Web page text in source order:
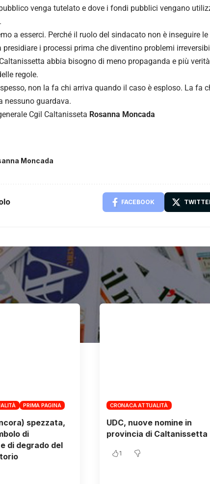
venga tutelato e dove i fondi pubblici vengano
a esserci. Perché il ruolo del sindacato non è inseguire
presidiare i processi prima che diventino problemi
abbia bisogno di meno propaganda e più
regole.
non la fa chi arriva quando il caso è esploso. La fa
nessuno guardava.
Cgil Caltanisseta Rosanna Moncada
Moncada
FACEBOOK
PRIMA PAGINA
spezzata,
di
di degrado del
CRONACA ATTUALITÀ
UDC, nuove nomine in
provincia di Caltanissetta
1